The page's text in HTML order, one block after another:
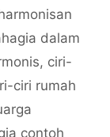
dalam
, ciri-
ciri rumah
contoh